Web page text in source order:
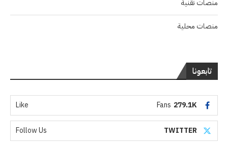
منصات تقنية
منصات محلية
تابعونا
279.1K
Fans
Like
TWITTER
Follow Us